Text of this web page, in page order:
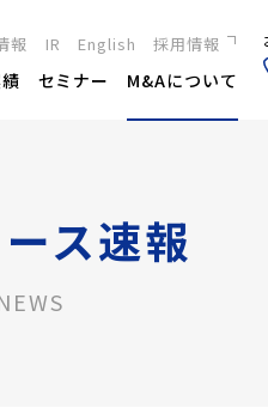
報 IR English 採用情報
新卒採用
キャリア採用
セミナー M&Aについて
ス速報